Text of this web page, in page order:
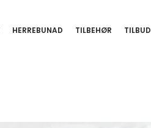
HERREBUNAD TILBEHØR TILBUD